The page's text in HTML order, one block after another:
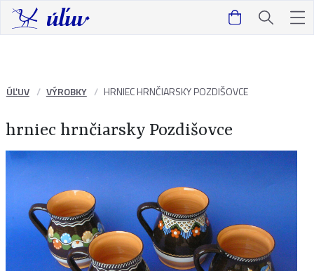
ÚĽUV VÝROBKY HRNIEC HRNČIARSKY POZDIŠOVCE
hrniec hrnčiarsky Pozdišovce